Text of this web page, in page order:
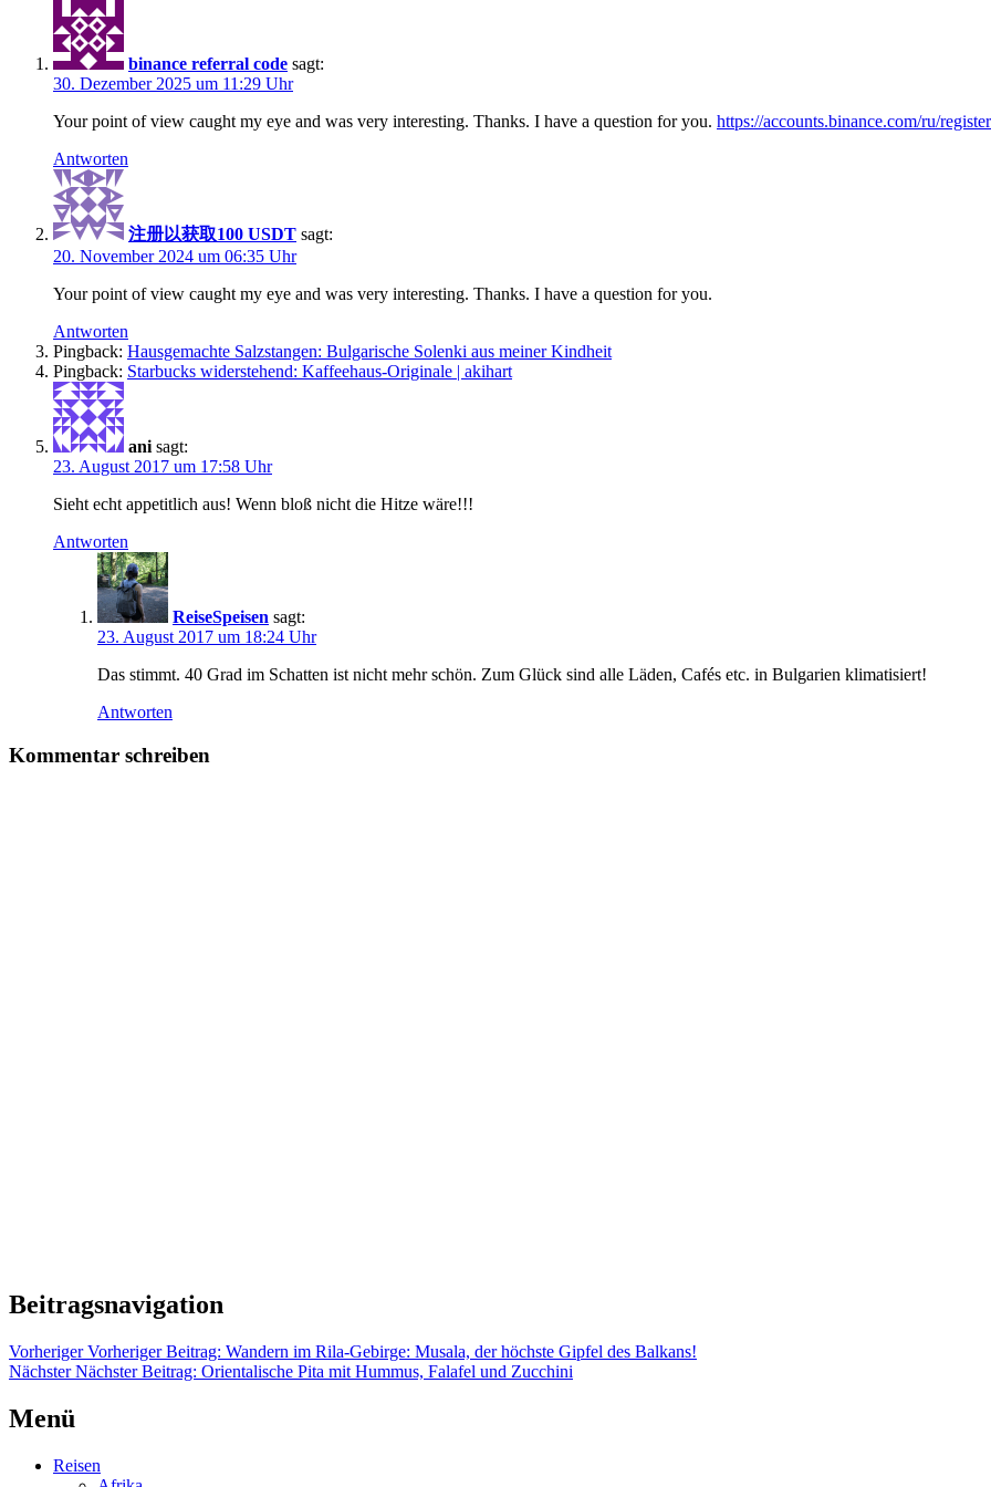
binance referral code sagt:
30. Dezember 2025 um 11:29 Uhr
Your point of view caught my eye and was very interesting. Thanks. I have a question for you. https://accounts.binance.com/ru/
Antworten
注册以获取100 USDT sagt:
20. November 2024 um 06:35 Uhr
Your point of view caught my eye and was very interesting. Thanks. I have a question for you.
Antworten
Pingback: Hausgemachte Salzstangen: Bulgarische Solenki aus meiner Kindheit
Pingback: Starbucks widerstehend: Kaffeehaus-Originale | akihart
ani sagt:
23. August 2017 um 17:58 Uhr
Sieht echt appetitlich aus! Wenn bloß nicht die Hitze wäre!!!
Antworten
ReiseSpeisen sagt:
23. August 2017 um 18:24 Uhr
Das stimmt. 40 Grad im Schatten ist nicht mehr schön. Zum Glück sind alle Läden, Cafés etc. in Bulgarien klimatisiert!
Antworten
Kommentar schreiben
Beitragsnavigation
Vorheriger Vorheriger Beitrag: Wandern im Rila-Gebirge: Musala, der höchste Gipfel des Balkans!
Nächster Nächster Beitrag: Orientalische Pita mit Hummus, Falafel und Zucchini
Menü
Reisen